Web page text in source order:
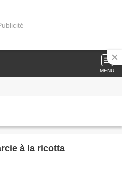
MENU
à la ricotta